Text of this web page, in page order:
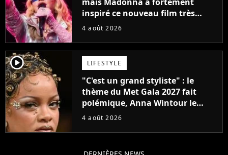
inspiré ce nouveau film très
attendu
4 août 2026
player2 LIFESTYLE
"C'est un grand styliste" : le
thème du Met Gala 2027 fait
polémique, Anna Wintour le
défend
4 août 2026